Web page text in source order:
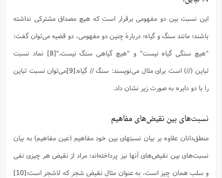
این نسبت بین دو مفهومی برقرار است که هیچ مصداق مشترکی نداشته
باشند؛ مانند سنگ و گیاه؛ دربارۀ چنین دو مفهومی، دو قضیه می‌توان گفت:
"هیچ سنگی گیاه نیست" و "هیچ گیاهی سنگ نیست."[8]
نماد نسبت
تباین (//) است برای مثال می‌نویسند: سنگ // گیاه.[9]
می‌توان نسبت تباین
را با دو دایره به صورت زیر نشان داد.
نسبت‌های بین نقیض‌های مفاهیم
منطق‌دانان علاوه بر بیان نسبتهای بین خود مفاهیم (عین مفاهیم) به بیان
نسبت‌های بین نقیض‌های آنها نیز پرداخته‌اند؛ مراد از نقیض هر چیزی نفی
و سلب همان چیز است، به عنوان مثال نقیض شجر که لاشجر است؛[10]